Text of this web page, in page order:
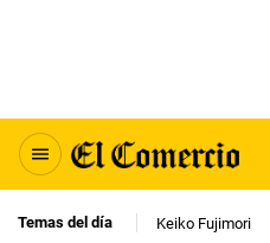
Temas del día Keiko Fujimori